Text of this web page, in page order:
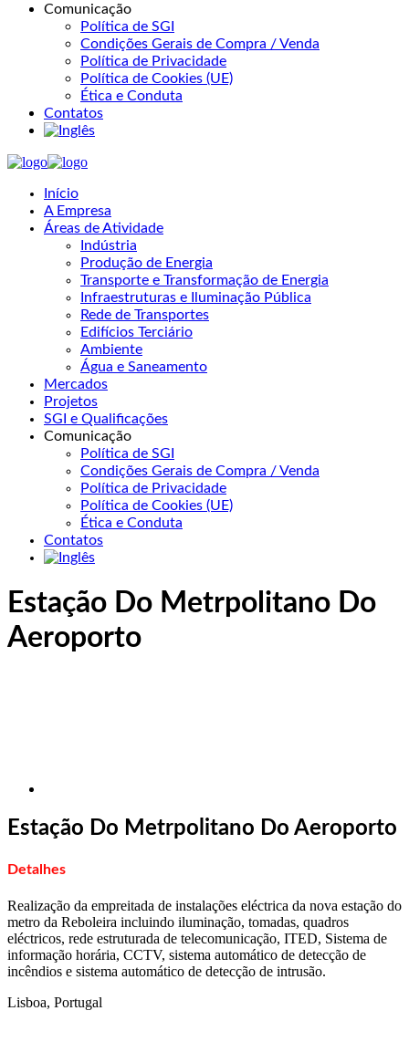
Comunicação
Política de SGI
Condições Gerais de Compra / Venda
Política de Privacidade
Política de Cookies (UE)
Ética e Conduta
Contatos
Início
A Empresa
Áreas de Atividade
Indústria
Produção de Energia
Transporte e Transformação de Energia
Infraestruturas e Iluminação Pública
Rede de Transportes
Edifícios Terciário
Ambiente
Água e Saneamento
Mercados
Projetos
SGI e Qualificações
Comunicação
Política de SGI
Condições Gerais de Compra / Venda
Política de Privacidade
Política de Cookies (UE)
Ética e Conduta
Contatos
Estação Do Metrpolitano Do
Aeroporto
Estação Do Metrpolitano Do Aeroporto
Detalhes
Realização da empreitada de instalações eléctrica da nova estação do
metro da Reboleira incluindo iluminação, tomadas, quadros
eléctricos, rede estruturada de telecomunicação, ITED, Sistema de
informação horária, CCTV, sistema automático de detecção de
incêndios e sistema automático de detecção de intrusão.
Lisboa, Portugal